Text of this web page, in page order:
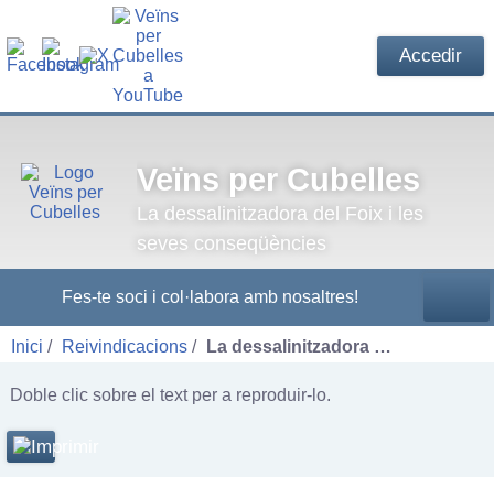
Accedir
Veïns per Cubelles
La dessalinitzadora del Foix i les
seves conseqüències
Fes-te soci i col·labora amb nosaltres!
Inici Reivindicacions La dessalinitzadora …
Doble clic sobre el text per a reproduir-lo.